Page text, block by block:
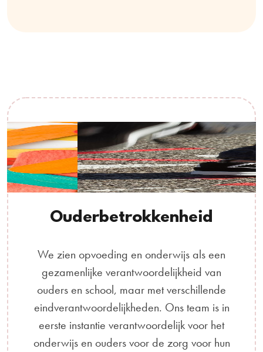
Ouderbetrokkenheid
We zien opvoeding en onderwijs als een
gezamenlijke verantwoordelijkheid van
ouders en school, maar met verschillende
eindverantwoordelijkheden. Ons team is in
eerste instantie verantwoordelijk voor het
onderwijs en ouders voor de zorg voor hun